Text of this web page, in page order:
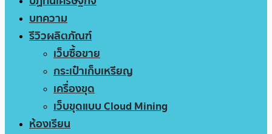
บทความ
รีวิวผลิตภัณฑ์
เว็บซื้อขาย
กระเป๋าเก็บเหรียญ
เครื่องขุด
เว็บขุดแบบ Cloud Mining
ห้องเรียน